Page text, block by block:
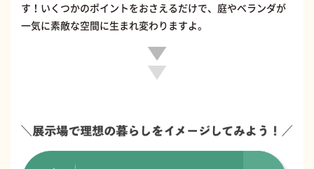
す！いくつかのポイントをおさえるだけで、庭やベランダが
一気に素敵な空間に生まれ変わりますよ。